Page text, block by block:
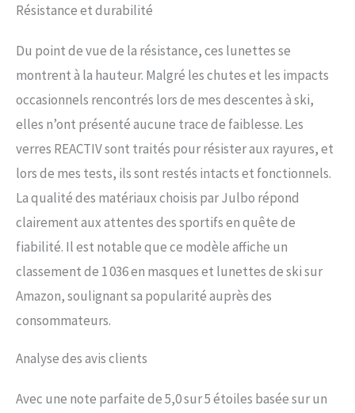
produits, tout en repoussant les
technologie des verres
photochromiques REACTIV.
Résistance et durabilité
Du point de vue de la résistance, ces lunettes se
montrent à la hauteur. Malgré les chutes et les impacts
occasionnels rencontrés lors de mes descentes à ski,
elles n’ont présenté aucune trace de faiblesse. Les
verres REACTIV sont traités pour résister aux rayures, et
lors de mes tests, ils sont restés intacts et fonctionnels.
La qualité des matériaux choisis par Julbo répond
clairement aux attentes des sportifs en quête de
fiabilité. Il est notable que ce modèle affiche un
classement de 1 036 en masques et lunettes de ski sur
Amazon, soulignant sa popularité auprès des
consommateurs.
Analyse des avis clients
Avec une note parfaite de 5,0 sur 5 étoiles basée sur un